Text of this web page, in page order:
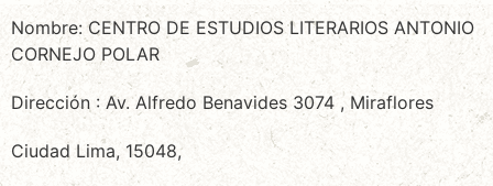
Nombre: CENTRO DE ESTUDIOS LITERARIOS ANTONIO
CORNEJO POLAR
Dirección : Av. Alfredo Benavides 3074 , Miraflores
Ciudad Lima, 15048,